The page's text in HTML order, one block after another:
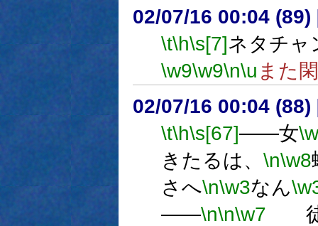
02/07/16 00:04 (89)
\t\h\s[7]ネタチャ
\w9\w9\n\u また
02/07/16 00:04 (88)
\t\h\s[67]――女
きたるは、 \n\w8
さへ\n\w3なん
――\n\n\w7 徒